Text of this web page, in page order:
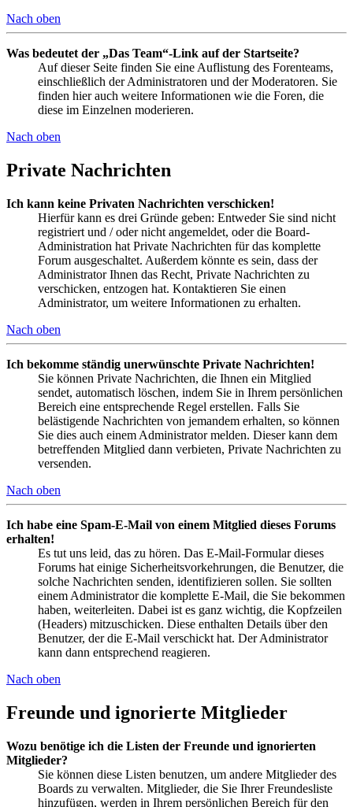
Nach oben
Was bedeutet der „Das Team“-Link auf der Startseite?
Auf dieser Seite finden Sie eine Auflistung des Forenteams,
einschließlich der Administratoren und der Moderatoren. Sie
finden hier auch weitere Informationen wie die Foren, die
diese im Einzelnen moderieren.
Nach oben
Private Nachrichten
Ich kann keine Privaten Nachrichten verschicken!
Hierfür kann es drei Gründe geben: Entweder Sie sind nicht
registriert und / oder nicht angemeldet, oder die Board-
Administration hat Private Nachrichten für das komplette
Forum ausgeschaltet. Außerdem könnte es sein, dass der
Administrator Ihnen das Recht, Private Nachrichten zu
verschicken, entzogen hat. Kontaktieren Sie einen
Administrator, um weitere Informationen zu erhalten.
Nach oben
Ich bekomme ständig unerwünschte Private Nachrichten!
Sie können Private Nachrichten, die Ihnen ein Mitglied
sendet, automatisch löschen, indem Sie in Ihrem persönlichen
Bereich eine entsprechende Regel erstellen. Falls Sie
belästigende Nachrichten von jemandem erhalten, so können
Sie dies auch einem Administrator melden. Dieser kann dem
betreffenden Mitglied dann verbieten, Private Nachrichten zu
versenden.
Nach oben
Ich habe eine Spam-E-Mail von einem Mitglied dieses Forums
erhalten!
Es tut uns leid, das zu hören. Das E-Mail-Formular dieses
Forums hat einige Sicherheitsvorkehrungen, die Benutzer, die
solche Nachrichten senden, identifizieren sollen. Sie sollten
einem Administrator die komplette E-Mail, die Sie bekommen
haben, weiterleiten. Dabei ist es ganz wichtig, die Kopfzeilen
(Headers) mitzuschicken. Diese enthalten Details über den
Benutzer, der die E-Mail verschickt hat. Der Administrator
kann dann entsprechend reagieren.
Nach oben
Freunde und ignorierte Mitglieder
Wozu benötige ich die Listen der Freunde und ignorierten
Mitglieder?
Sie können diese Listen benutzen, um andere Mitglieder des
Boards zu verwalten. Mitglieder, die Sie Ihrer Freundesliste
hinzufügen, werden in Ihrem persönlichen Bereich für den